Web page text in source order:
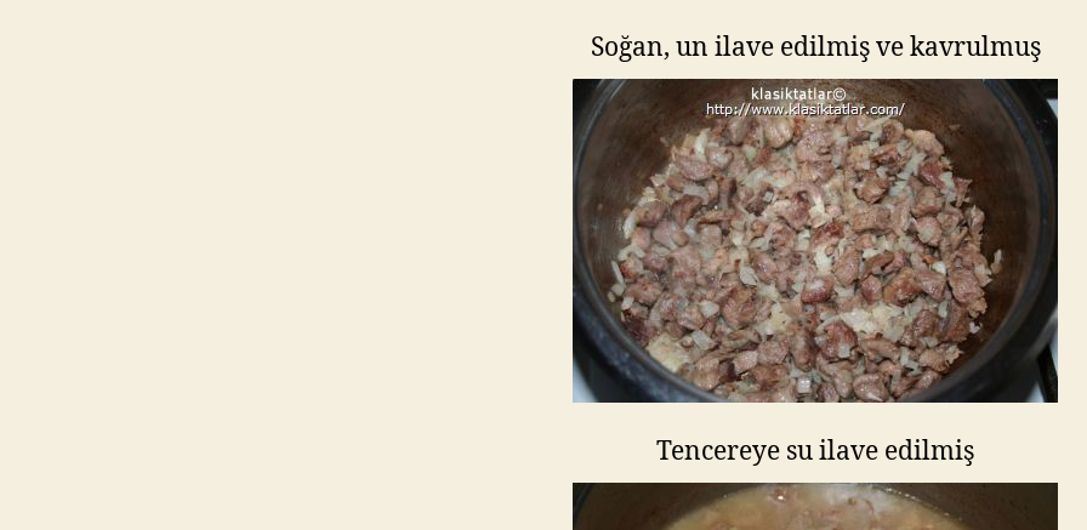
Soğan, un ilave edilmiş ve kavrulmuş
Tencereye su ilave edilmiş